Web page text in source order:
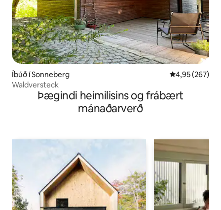
Íbúð í Sonneberg 4,95 af 5 í
4,95 (267)
Waldversteck
Þægindi heimilisins og frábært
mánaðarverð